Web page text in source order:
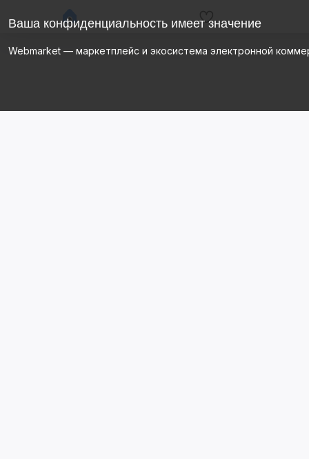
Ваша конфиденциальность имеет значение
Webmarket — маркетплейс и экосистема электронной